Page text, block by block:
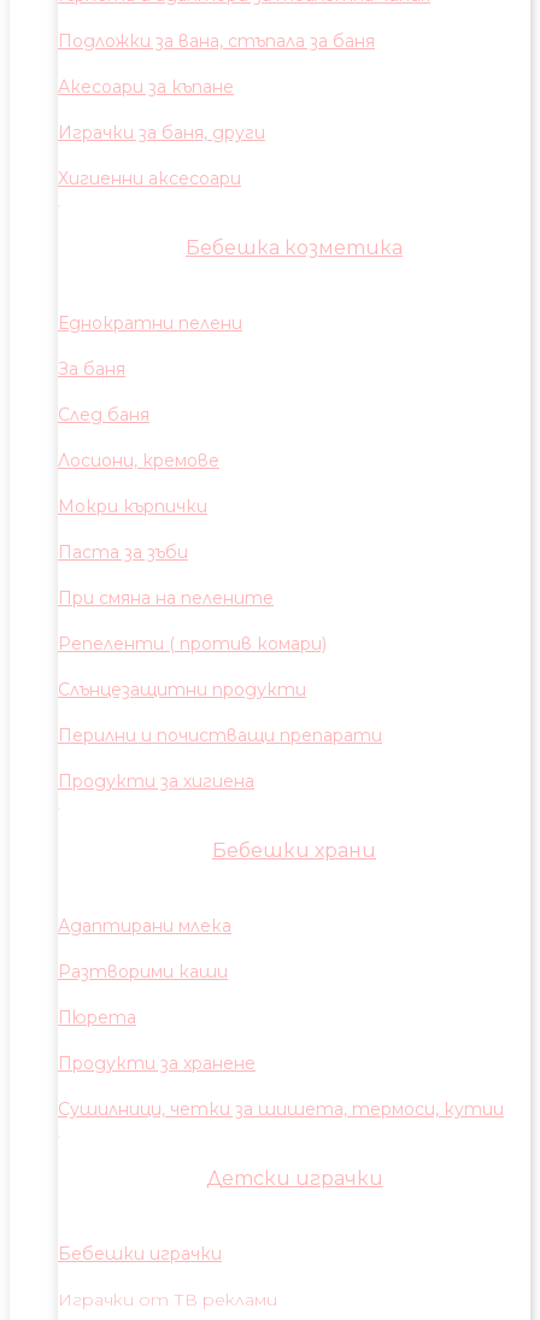
Подложки за вана, стъпала за баня
Акесоари за къпане
Играчки за баня, други
Хигиенни аксесоари
Бебешка козметика
Еднократни пелени
За баня
След баня
Лосиони, кремове
Мокри кърпички
Паста за зъби
При смяна на пелените
Репеленти ( против комари)
Слънцезащитни продукти
Перилни и почистващи препарати
Продукти за хигиена
Бебешки храни
Адаптирани млека
Разтворими каши
Пюрета
Продукти за хранене
Сушилници, четки за шишета, термоси, кутии
Детски играчки
Бебешки играчки
Играчки от ТВ реклами